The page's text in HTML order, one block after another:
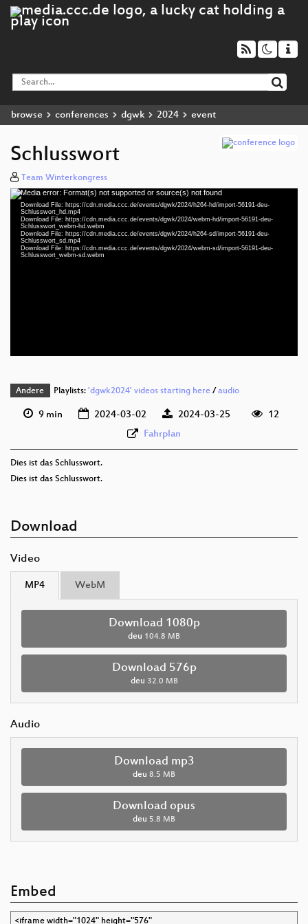
browse conferences dgwk 2024 event
Schlusswort
Team Winterkongress
Video
Player
Media error: Format(s) not supported or source(s) not found
Download File: https://cdn.media.ccc.de/events/dgwk/2024/h264-hd/import-56191-deu-
Schlusswort_hd.mp4
Download File: https://cdn.media.ccc.de/events/dgwk/2024/webm-hd/import-56191-deu-
Schlusswort_webm-hd.webm
Download File: https://cdn.media.ccc.de/events/dgwk/2024/h264-sd/import-56191-deu-
Schlusswort_sd.mp4
Download File: https://cdn.media.ccc.de/events/dgwk/2024/webm-sd/import-56191-deu-
Schlusswort_webm-sd.webm
Andere Playlists: 'dgwk2024' videos starting here/ audio
9 min 2024-03-02 2024-03-25
12
Fahrplan
Dies ist das Schlusswort.
Dies ist das Schlusswort.
Download
Video
MP4 WebM
Download 1080p
deu 104.8 MB
Download 576p
deu 32.0 MB
Audio
Download mp3
deu 8.5 MB
Download opus
deu 5.8 MB
Embed